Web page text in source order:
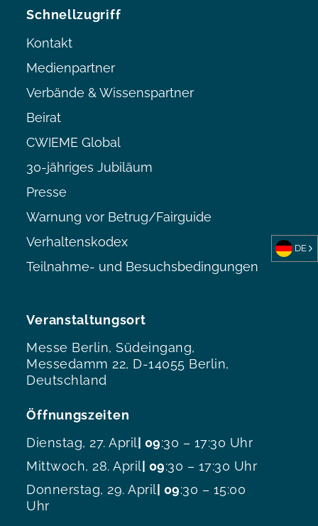
Veranstaltungsort
Messe Berlin, Südeingang,
Messedamm 22, D-14055 Berlin,
Deutschland
Öffnungszeiten
Dienstag, 27. April | 09:30 – 17:30 Uhr
Mittwoch, 28. April | 09:30 – 17:30 Uhr
Donnerstag, 29. April | 09:30 – 15:00
Uhr
Schnellzugriff
Kontakt
Medienpartner
Verbände & Wissenspartner
Beirat
CWIEME Global
30-jähriges Jubiläum
Presse
Warnung vor Betrug/Fairguide
Verhaltenskodex
Teilnahme- und Besuchsbedingungen
DE